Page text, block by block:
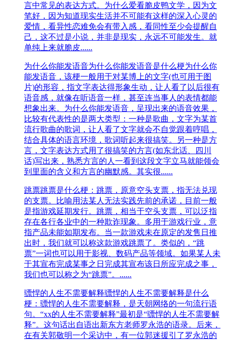
言中常见的表达方式。为什么爱看脆皮鸭文学，因为文
笔好，因为知道现实生活并不可能有这样的深入心灵的
爱情，看异性恋难免会有带入感，看同性至少会提醒自
己，这不过是小说，并非是现实，永远不可能发生。就
单纯上来就脆皮......
为什么你能发语音为什么你能发语音是什么梗为什么你
能发语音，该梗一般用于对某博上的文字(也可用于图
片)的形容，指文字表达得形象生动，让人看了以后很有
语音感，就像在听语音一样，甚至连当事人的表情都能
想象出来。为什么你能发语音，呈现出来的语音效果，
比较有代表性的是两大类型：一种是歌曲，文字为某首
流行歌曲的歌词，让人看了文字就会不自觉跟着哼唱，
结合具体的语言环境，歌词听起来很搞笑。另一种是方
言，文字表达方式用了很搞笑的方言(如东北话、四川
话)写出来，熟悉方言的人一看到这段文字立马就能领会
到里面的含义和方言的幽默感。其实很......
跳票跳票是什么梗：跳票，原意空头支票，指无法兑现
的支票。比喻用法某人无法实践先前的承诺，目前一般
是指游戏延期发行。跳票，相当于空头支票，可以泛指
存在各行各业中的一种欺诈现象。多用于游戏行业，意
指产品未能如期发布。当一款游戏未在原定的发售日推
出时，我们就可以称这款游戏跳票了。类似的，“跳
票”一词也可以用于影视、数码产品等领域。如果某人未
于其宣布完成某事之日完成其宣布该日所应完成之事，
我们也可以称之为“跳票”。......
骠悍的人生不需要解释骠悍的人生不需要解释是什么
梗：骠悍的人生不需要解释，是天朝网络的一句流行语
句。“xx的人生不需要解释”最初是“骠悍的人生不需要解
释”。这句话出自语出新东方老师罗永浩的语录。后来，
在有关郭敬明一个采访中，有一位郭迷援引了罗永浩的